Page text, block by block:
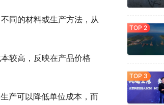
同的材料或生产方法，从
较高，反映在产品价格
产可以降低单位成本，而